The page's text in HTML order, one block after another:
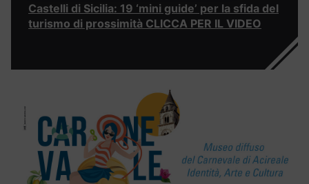
Castelli di Sicilia: 19 ‘mini guide’ per la sfida del
turismo di prossimità CLICCA PER IL VIDEO